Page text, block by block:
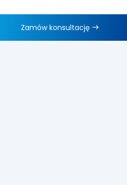
Zamów konsultację